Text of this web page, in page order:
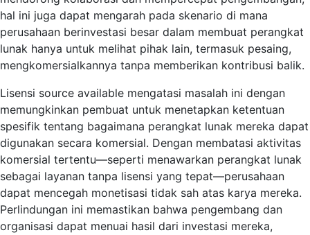
hal ini juga dapat mengarah pada skenario di mana
perusahaan berinvestasi besar dalam membuat perangkat
lunak hanya untuk melihat pihak lain, termasuk pesaing,
mengkomersialkannya tanpa memberikan kontribusi balik.
Lisensi source available mengatasi masalah ini dengan
memungkinkan pembuat untuk menetapkan ketentuan
spesifik tentang bagaimana perangkat lunak mereka dapat
digunakan secara komersial. Dengan membatasi aktivitas
komersial tertentu—seperti menawarkan perangkat lunak
sebagai layanan tanpa lisensi yang tepat—perusahaan
dapat mencegah monetisasi tidak sah atas karya mereka.
Perlindungan ini memastikan bahwa pengembang dan
organisasi dapat menuai hasil dari investasi mereka,